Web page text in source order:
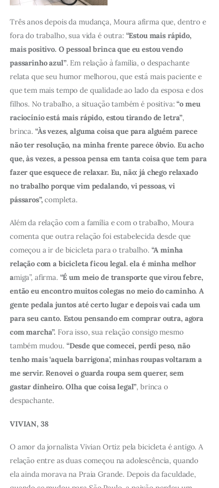
Três anos depois da mudança, Moura afirma que, dentro e
fora do trabalho, sua vida é outra: “Estou mais rápido,
mais positivo. O pessoal brinca que eu estou vendo
passarinho azul”. Em relação à família, o despachante
relata que seu humor melhorou, que está mais paciente e
que tem mais tempo de qualidade ao lado da esposa e dos
filhos. No trabalho, a situação também é positiva: “o meu
raciocínio está mais rápido, estou tirando de letra”,
brinca. “Às vezes, alguma coisa que para alguém parece
não ter resolução, na minha frente parece óbvio. Eu acho
que, às vezes, a pessoa pensa em tanta coisa que tem para
fazer que esquece de relaxar. Eu, não: já chego relaxado
no trabalho porque vim pedalando, vi pessoas, vi
pássaros”, completa.
Além da relação com a família e com o trabalho, Moura
comenta que outra relação foi estabelecida desde que
começou a ir de bicicleta para o trabalho. “A minha
relação com a bicicleta ficou legal. ela é minha melhor
amiga”, afirma. “É um meio de transporte que virou febre,
então eu encontro muitos colegas no meio do caminho. A
gente pedala juntos até certo lugar e depois vai cada um
para seu canto. Estou pensando em comprar outra, agora
com marcha”. Fora isso, sua relação consigo mesmo
também mudou. “Desde que comecei, perdi peso, não
tenho mais ‘aquela barrigona’, minhas roupas voltaram a
me servir. Renovei o guarda roupa sem querer, sem
gastar dinheiro. Olha que coisa legal”, brinca o
despachante.
VIVIAN, 38
O amor da jornalista Vivian Ortiz pela bicicleta é antigo. A
relação entre as duas começou na adolescência, quando
ela ainda morava na Praia Grande. Depois da faculdade,